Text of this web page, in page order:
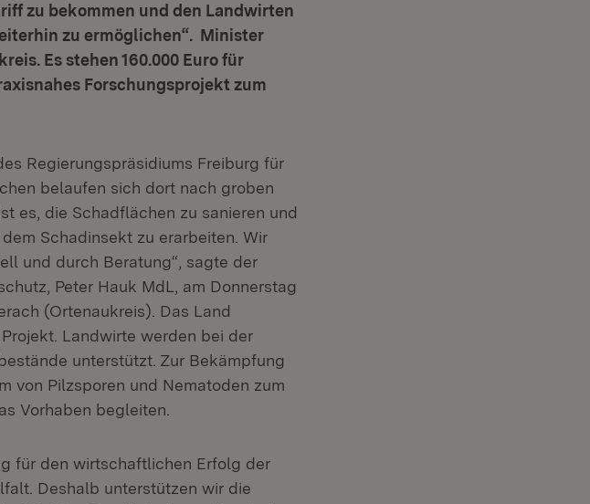
zu bekommen und den Landwirten
zu ermöglichen“. Minister
Es stehen 160.000 Euro für
Forschungsprojekt zum
Regierungspräsidiums Freiburg für
belaufen sich dort nach groben
es, die Schadflächen zu sanieren und
Schadinsekt zu erarbeiten. Wir
und durch Beratung“, sagte der
Peter Hauk MdL, am Donnerstag
(Ortenaukreis). Das Land
Landwirte werden bei der
unterstützt. Zur Bekämpfung
von Pilzsporen und Nematoden zum
Vorhaben begleiten.
für den wirtschaftlichen Erfolg der
Deshalb unterstützen wir die